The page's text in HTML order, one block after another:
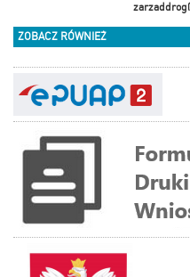
ZOBACZ RÓWNIEŻ